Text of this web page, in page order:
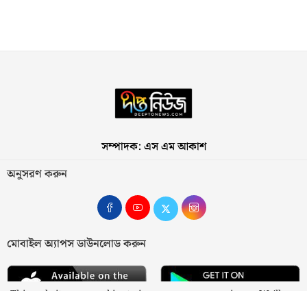
সম্পাদক: এস এম আকাশ
অনুসরণ করুন
মোবাইল অ্যাপস ডাউনলোড করুন